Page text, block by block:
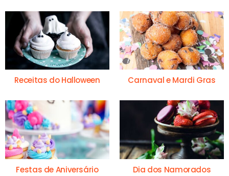
Receitas do Halloween Carnaval e Mardi Gras
Festas de Aniversário Dia dos Namorados